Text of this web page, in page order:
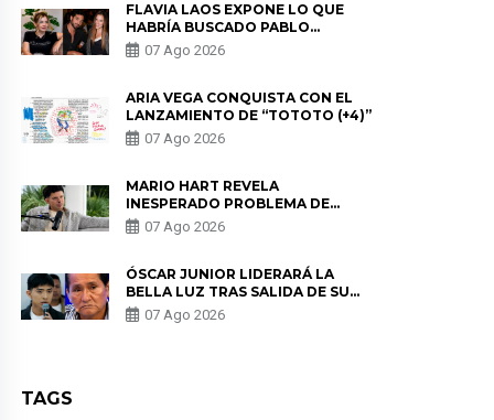
FLAVIA LAOS EXPONE LO QUE
HABRÍA BUSCADO PABLO
HEREDIA CON ALE FULLER: “UNA
DE LAS PARTES QUERÍA EL
07 Ago 2026
ARIA VEGA CONQUISTA CON EL
LANZAMIENTO DE “TOTOTO (+4)”
07 Ago 2026
MARIO HART REVELA
INESPERADO PROBLEMA DE
SALUD ANTES DE SEPARARSE DE
KORINA: “ME ENCONTRARON UN
07 Ago 2026
ÓSCAR JUNIOR LIDERARÁ LA
BELLA LUZ TRAS SALIDA DE SU
PADRE POR POLÉMICA CON
NALDY SALDAÑA
07 Ago 2026
TAGS